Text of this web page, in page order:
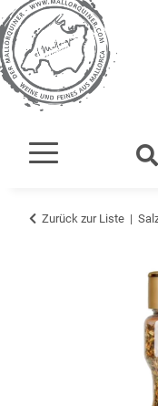
Zurück zur Liste